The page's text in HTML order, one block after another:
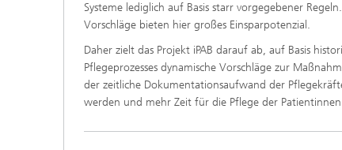
Systeme lediglich auf Basis starr vorgegebener
Vorschläge bieten hier großes Einsparpotenzial.
Daher zielt das Projekt iPAB darauf ab, auf Basis
Pflegeprozesses dynamische Vorschläge zur
der zeitliche Dokumentationsaufwand der
werden und mehr Zeit für die Pflege der